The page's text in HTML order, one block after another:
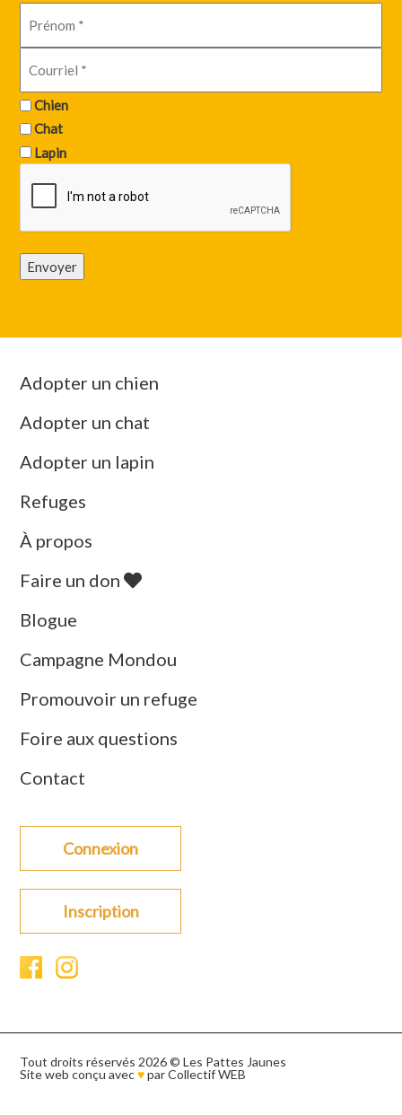
Chien
Chat
Lapin
Envoyer
Adopter un chien
Adopter un chat
Adopter un lapin
Refuges
À propos
Faire un don
Blogue
Campagne Mondou
Promouvoir un refuge
Foire aux questions
Contact
Connexion
Inscription
Tout droits réservés 2026 © Les Pattes Jaunes
Site web conçu avec♥parCollectif WEB